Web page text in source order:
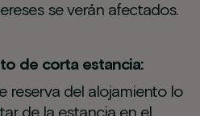
se verán afectados.
de corta estancia:
reserva del alojamiento lo